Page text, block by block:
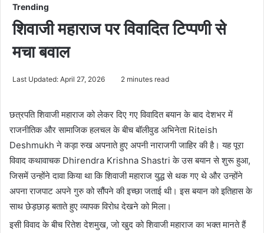
Trending
शिवाजी महाराज पर विवादित टिप्पणी से
मचा बवाल
Last Updated: April 27, 2026 2 minutes read
छत्रपति शिवाजी महाराज को लेकर दिए गए विवादित बयान के बाद देशभर में
राजनीतिक और सामाजिक हलचल के बीच बॉलीवुड अभिनेता Riteish
Deshmukh ने कड़ा रुख अपनाते हुए अपनी नाराजगी जाहिर की है। यह पूरा
विवाद कथावाचक Dhirendra Krishna Shastri के उस बयान से शुरू हुआ,
जिसमें उन्होंने दावा किया था कि शिवाजी महाराज युद्ध से थक गए थे और उन्होंने
अपना राजपाट अपने गुरु को सौंपने की इच्छा जताई थी। इस बयान को इतिहास के
साथ छेड़छाड़ बताते हुए व्यापक विरोध देखने को मिला।
इसी विवाद के बीच रितेश देशमुख, जो खुद को शिवाजी महाराज का भक्त मानते हैं